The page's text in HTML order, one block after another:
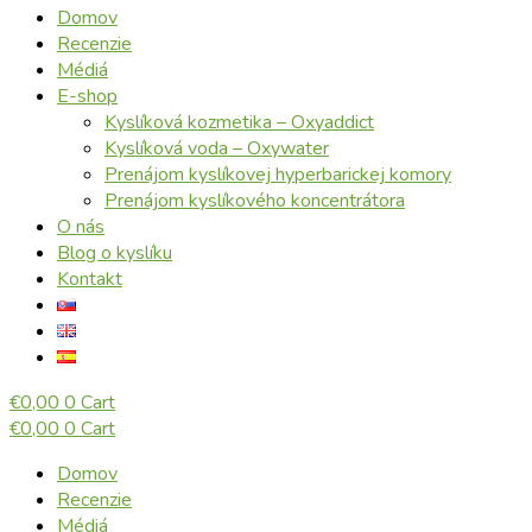
Domov
Recenzie
Médiá
E-shop
Kyslíková kozmetika – Oxyaddict
Kyslíková voda – Oxywater
Prenájom kyslíkovej hyperbarickej komory
Prenájom kyslíkového koncentrátora
O nás
Blog o kyslíku
Kontakt
€0,00 0 Cart
€0,00 0 Cart
Domov
Recenzie
Médiá